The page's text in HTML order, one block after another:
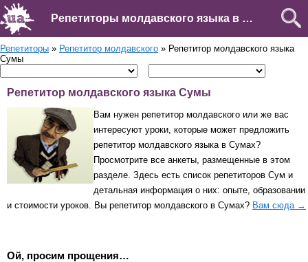
Репетиторы молдавского языка в Сумах
Репетиторы » Репетитор молдавского » Репетитор молдавского языка
Сумы
Репетитор молдавского языка Сумы
Вам нужен репетитор молдавского или же вас
интересуют уроки, которые может предложить
репетитор молдавского языка в Сумах?
Просмотрите все анкеты, размещенные в этом
разделе. Здесь есть список репетиторов Сум и
детальная информация о них: опыте, образовании
и стоимости уроков. Вы репетитор молдавского в Сумах? Вам сюда →
Ой, просим прощения…